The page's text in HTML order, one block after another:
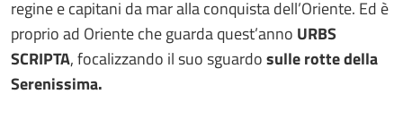
regine e capitani da mar alla conquista dell’Oriente. Ed è
proprio ad Oriente che guarda quest’anno URBS
SCRIPTA, focalizzando il suo sguardosulle rotte della
Serenissima.